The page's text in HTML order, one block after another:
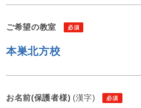
ご希望の教室
本巣北方校
お名前(保護者様) (漢字)